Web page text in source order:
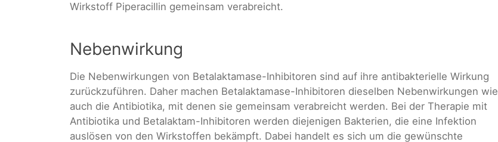
Wirkstoff Piperacillin gemeinsam verabreicht.
Nebenwirkung
Die Nebenwirkungen von Betalaktamase-Inhibitoren sind auf ihre antibakterielle Wirkung
zurückzuführen. Daher machen Betalaktamase-Inhibitoren dieselben Nebenwirkungen wie
auch die Antibiotika, mit denen sie gemeinsam verabreicht werden. Bei der Therapie mit
Antibiotika und Betalaktam-Inhibitoren werden diejenigen Bakterien, die eine Infektion
auslösen von den Wirkstoffen bekämpft. Dabei handelt es sich um die gewünschte